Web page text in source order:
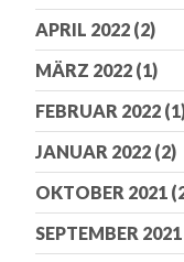
APRIL 2022 (2)
MÄRZ 2022 (1)
FEBRUAR 2022
JANUAR 2022 (2)
OKTOBER 2021
SEPTEMBER 2021